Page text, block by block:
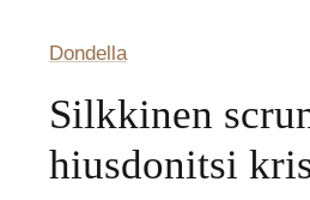
Dondella
Silkkinen
hiusdonitsi